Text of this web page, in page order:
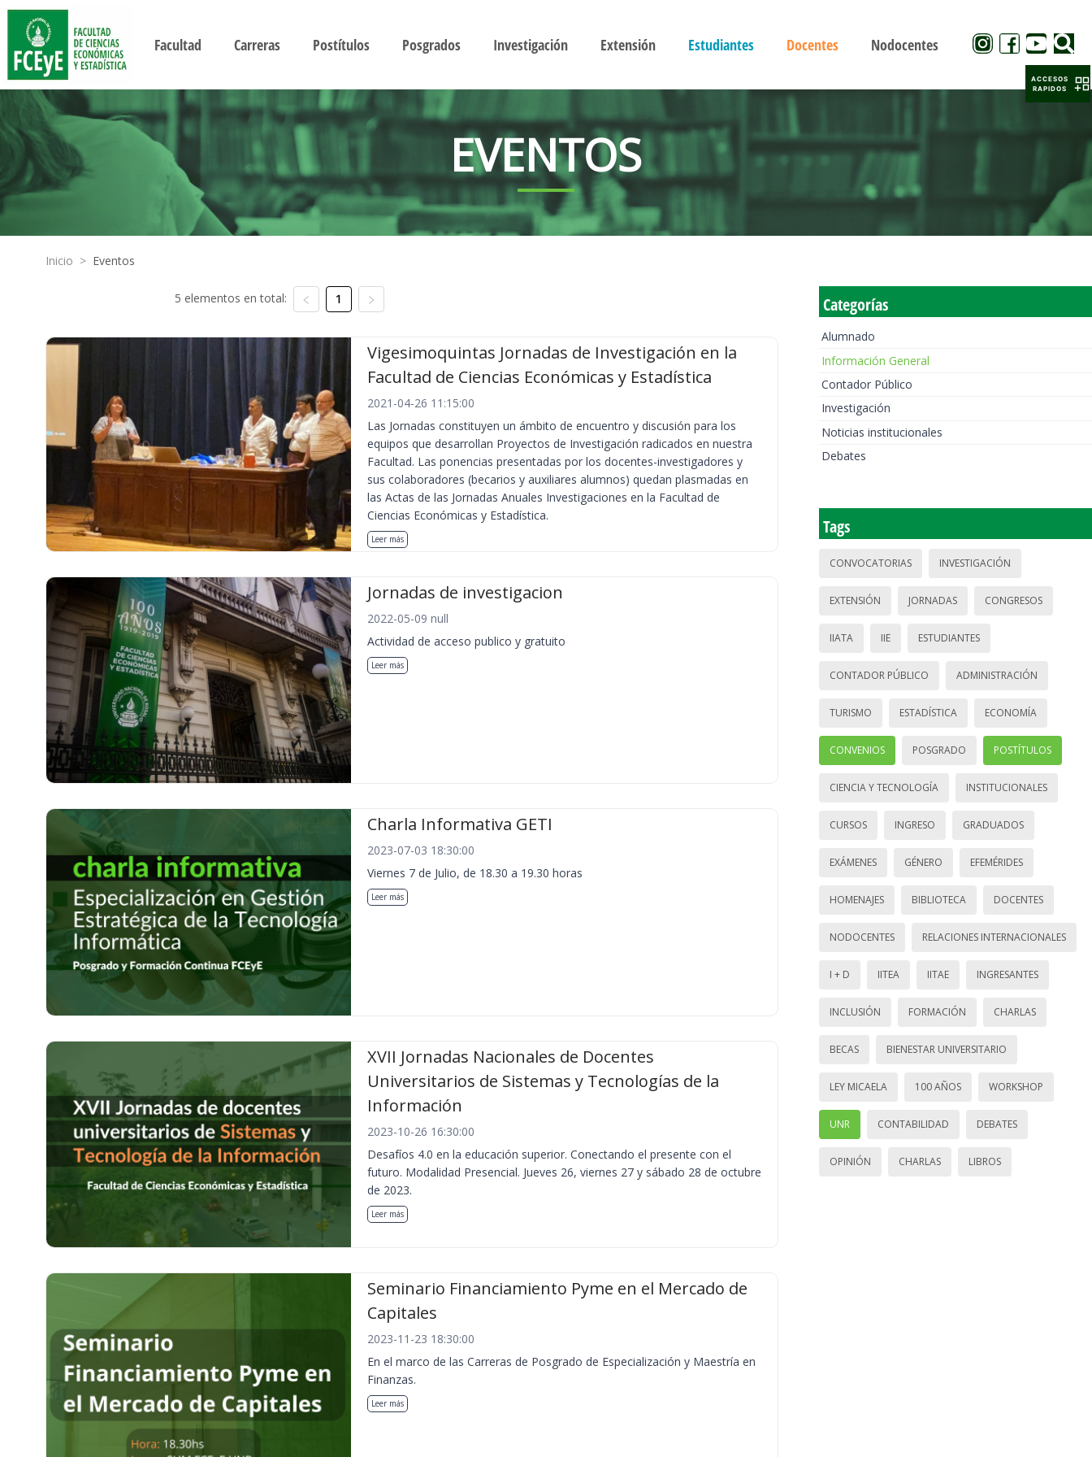
Facultad Carreras Postítulos Posgrados Investigación Extensión Estudiantes Docentes Nodocentes
EVENTOS
Inicio > Eventos
5 elementos en total: 1
Vigesimoquintas Jornadas de Investigación en la
Facultad de Ciencias Económicas y Estadística
2021-04-26 11:15:00
Las Jornadas constituyen un ámbito de encuentro y discusión para los
equipos que desarrollan Proyectos de Investigación radicados en nuestra
Facultad. Las ponencias presentadas por los docentes-investigadores y
sus colaboradores (becarios y auxiliares alumnos) quedan plasmadas en
las Actas de las Jornadas Anuales Investigaciones en la Facultad de
Ciencias Económicas y Estadística.
Leer más
Jornadas de investigacion
2022-05-09 null
Actividad de acceso publico y gratuito
Leer más
Charla Informativa GETI
2023-07-03 18:30:00
Viernes 7 de Julio, de 18.30 a 19.30 horas
Leer más
XVII Jornadas Nacionales de Docentes
Universitarios de Sistemas y Tecnologías de la
Información
2023-10-26 16:30:00
Desafíos 4.0 en la educación superior. Conectando el presente con el
futuro. Modalidad Presencial. Jueves 26, viernes 27 y sábado 28 de octubre
de 2023.
Leer más
Seminario Financiamiento Pyme en el Mercado de
Capitales
2023-11-23 18:30:00
En el marco de las Carreras de Posgrado de Especialización y Maestría en
Finanzas.
Leer más
Categorías
Alumnado
Información General
Contador Público
Investigación
Noticias institucionales
Debates
Tags
CONVOCATORIAS INVESTIGACIÓN
EXTENSIÓN JORNADAS CONGRESOS
IIATA IIE ESTUDIANTES
CONTADOR PÚBLICO ADMINISTRACIÓN
TURISMO ESTADÍSTICA ECONOMÍA
CONVENIOS POSGRADO POSTÍTULOS
CIENCIA Y TECNOLOGÍA INSTITUCIONALES
CURSOS INGRESO GRADUADOS
EXÁMENES GÉNERO EFEMÉRIDES
HOMENAJES BIBLIOTECA DOCENTES
NODOCENTES RELACIONES INTERNACIONALES
I + D IITEA IITAE INGRESANTES
INCLUSIÓN FORMACIÓN CHARLAS
BECAS BIENESTAR UNIVERSITARIO
LEY MICAELA 100 AÑOS WORKSHOP
UNR CONTABILIDAD DEBATES
OPINIÓN CHARLAS LIBROS
ACCESOS
RAPIDOS